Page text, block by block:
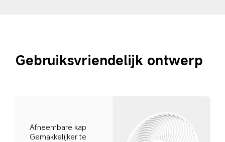
Gebruiksvriendelijk ontwerp
Afneembare kap
Gemakkelijker te